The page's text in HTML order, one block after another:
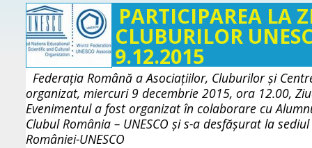
PARTICIPAREA LA
CLUBURILOR
9.12.2015
Federaţia Română a Asociaţiilor, Cluburilor şi
organizat, miercuri 9 decembrie 2015, ora 12.00,
Evenimentul a fost organizat în colaborare cu
Clubul România – UNESCO şi s-a desfăşurat la
României-UNESCO